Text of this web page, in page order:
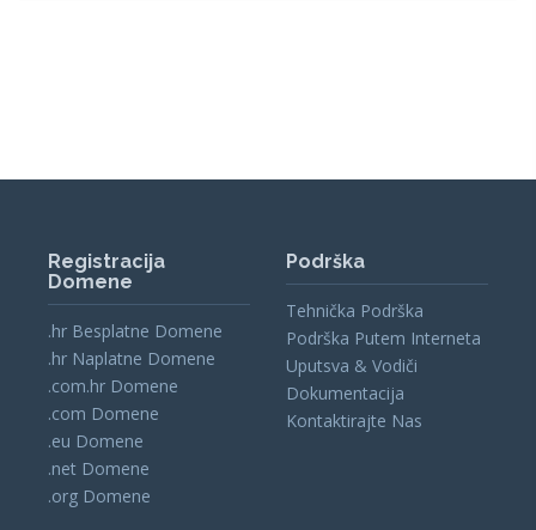
Registracija
Domene
.hr Besplatne Domene
.hr Naplatne Domene
.com.hr Domene
.com Domene
.eu Domene
.net Domene
.org Domene
Podrška
Tehnička Podrška
Podrška Putem Interneta
Uputsva & Vodiči
Dokumentacija
Kontaktirajte Nas